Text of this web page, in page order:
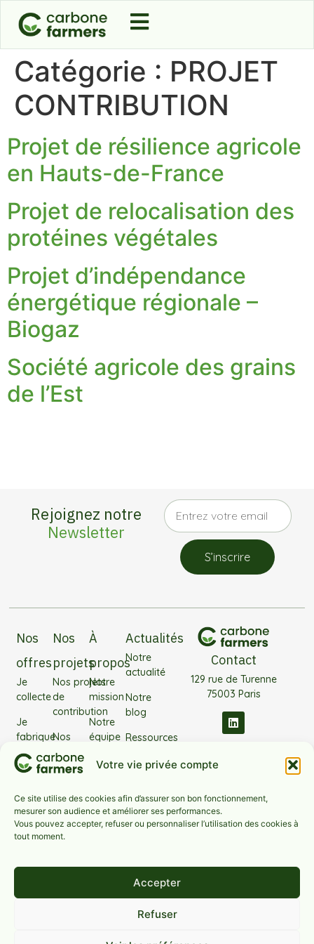
Votre vie privée compte
Ce site utilise des cookies afin d’assurer son bon fonctionnement,
mesurer son audience et améliorer ses performances.
Vous pouvez accepter, refuser ou personnaliser l’utilisation des cookies à
tout moment.
Accepter
Refuser
Catégorie : PROJET
CONTRIBUTION
Projet de résilience agricole
en Hauts-de-France
Projet de relocalisation des
protéines végétales
Projet d’indépendance
énergétique régionale –
Biogaz
Société agricole des grains
de l’Est
Rejoignez notre
Newsletter
S’inscrire
Contact
129 rue de Turenne
75003 Paris
Nos
offres
Je
collecte
Je
fabrique
J’investis
Nos
projets
Nos projets
de
contribution
Nos
projets
filières
technologie
Nos
À
propos
Notre
mission
Notre
équipe
Nos
FAQ
Actualités
Notre
actualité
Notre
blog
Ressources
Carbone Farmers Copyright